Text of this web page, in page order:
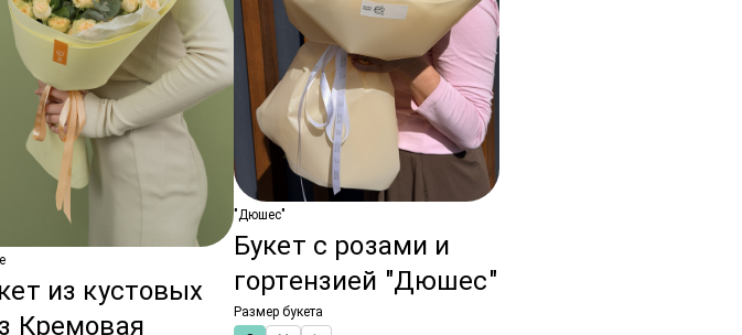
из кустовых
Кремовая
"Дюшес"
Букет с розами и
гортензией "Дюшес"
Размер букета